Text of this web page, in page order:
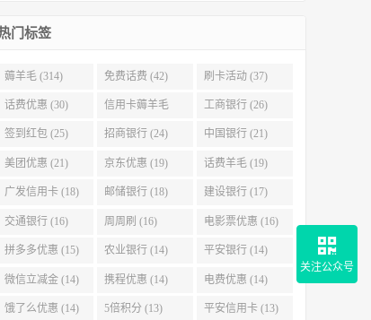
门标签
薅羊毛 (314) 免费话费 (42) 刷卡活动 (37)
话费优惠 (30) 信用卡薅羊毛
(29)
工商银行 (26)
签到红包 (25) 招商银行 (24) 中国银行 (21)
美团优惠 (21) 京东优惠 (19) 话费羊毛 (19)
广发信用卡 (18) 邮储银行 (18) 建设银行 (17)
交通银行 (16) 周周刷 (16) 电影票优惠 (16)
拼多多优惠 (15) 农业银行 (14) 平安银行 (14)
微信立减金 (14) 携程优惠 (14) 电费优惠 (14)
饿了么优惠 (14) 5倍积分 (13) 平安信用卡 (13)
关注公众号